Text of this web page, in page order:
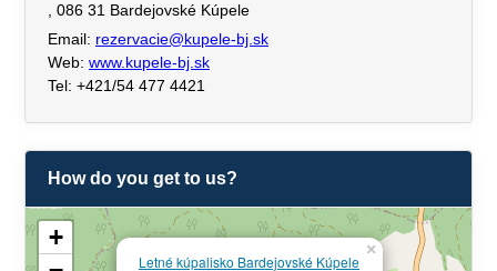
, 086 31 Bardejovské Kúpele
Email: rezervacie@kupele-bj.sk
Web: www.kupele-bj.sk
Tel: +421/54 477 4421
How do you get to us?
Letné kúpalisko Bardejovské Kúpele
×
+